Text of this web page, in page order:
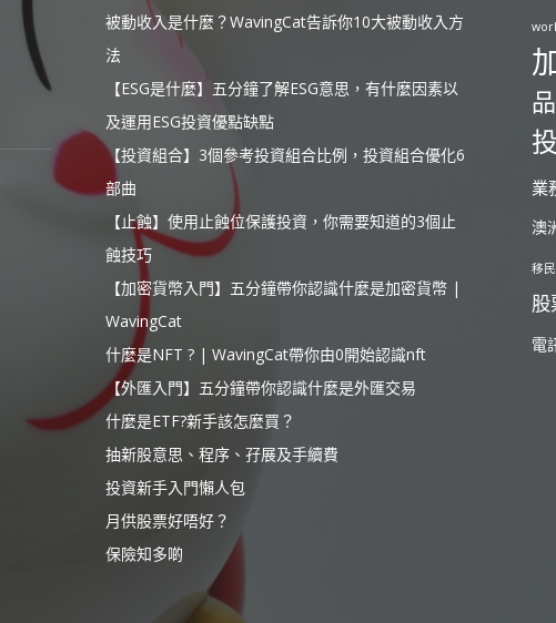
被動收入是什麼？WavingCat告訴你10大被動收入方
法
【ESG是什麼】五分鐘了解ESG意思，有什麼因素以
及運用ESG投資優點缺點
【投資組合】3個參考投資組合比例，投資組合優化6
部曲
【止蝕】使用止蝕位保護投資，你需要知道的3個止
蝕技巧
【加密貨幣入門】五分鐘帶你認識什麼是加密貨幣 |
WavingCat
什麼是NFT ? | WavingCat帶你由0開始認識nft
【外匯入門】五分鐘帶你認識什麼是外匯交易
什麼是ETF?新手該怎麼買？
抽新股意思、程序、孖展及手續費
投資新手入門懶人包
月供股票好唔好？
保險知多啲
業
澳
移
股
電